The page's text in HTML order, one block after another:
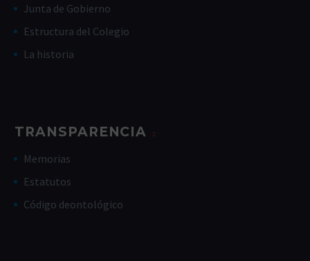
Junta de Gobierno
Estructura del Colegio
La historia
TRANSPARENCIA
Memorias
Estatutos
Código deontológico